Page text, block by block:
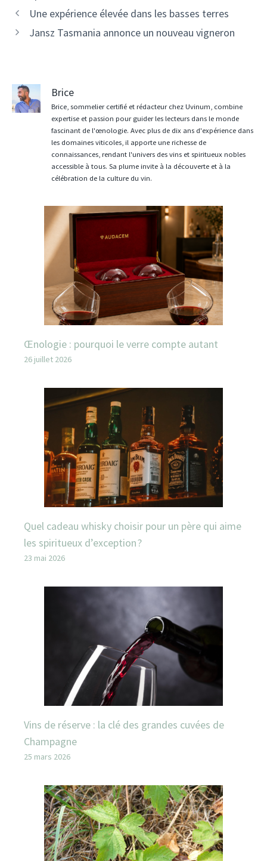
Navigation
des
Une expérience élevée dans les basses terres
Jansz Tasmania annonce un nouveau vigneron
Brice
Brice, sommelier certifié et rédacteur chez Uvinum, combine
expertise et passion pour guider les lecteurs dans le monde
fascinant de l'œnologie. Avec plus de dix ans d'expérience dans
les domaines viticoles, il apporte une richesse de
connaissances, rendant l'univers des vins et spiritueux nobles
accessible à tous. Sa plume invite à la découverte et à la
célébration de la culture du vin.
Œnologie : pourquoi le verre compte autant
26 juillet 2026
Quel cadeau whisky choisir pour un père qui aime
les spiritueux d’exception ?
23 mai 2026
Vins de réserve : la clé des grandes cuvées de
Champagne
25 mars 2026